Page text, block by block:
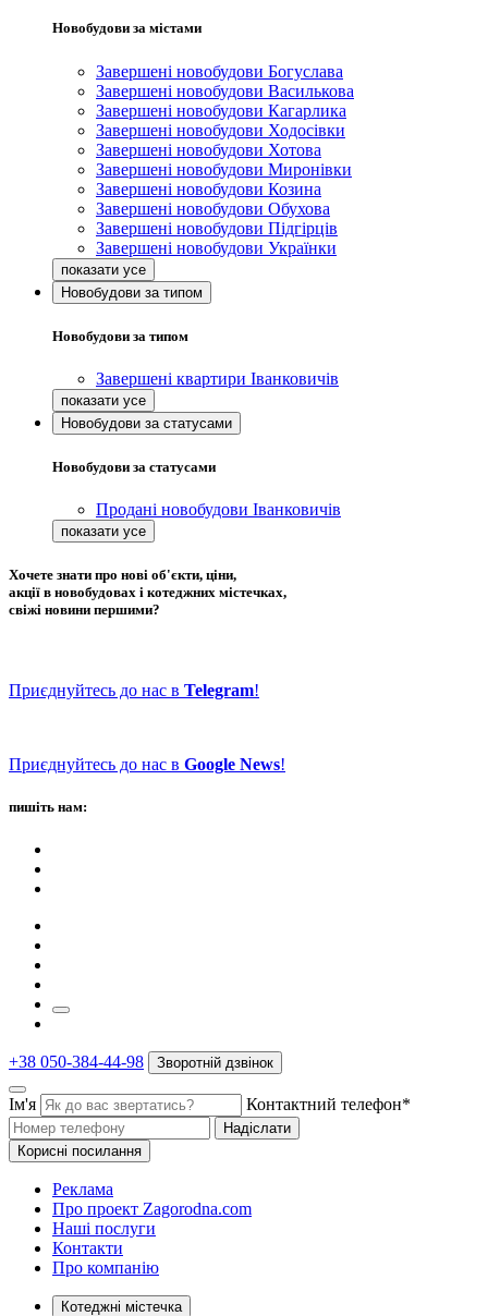
Новобудови за містами
Завершені новобудови Богуслава
Завершені новобудови Василькова
Завершені новобудови Кагарлика
Завершені новобудови Ходосівки
Завершені новобудови Хотова
Завершені новобудови Миронівки
Завершені новобудови Козина
Завершені новобудови Обухова
Завершені новобудови Підгірців
Завершені новобудови Українки
Новобудови за типом
Новобудови за типом
Завершені квартири Іванковичів
Новобудови за статусами
Новобудови за статусами
Продані новобудови Іванковичів
Хочете знати про нові об'єкти, ціни,
акції в новобудовах і котеджних містечках,
свіжі новини першими?
Приєднуйтесь до нас в Telegram!
Приєднуйтесь до нас в Google News!
пишіть нам:
+38 050-384-44-98 Зворотній дзвінок
Ім'я Контактний телефон*
Надіслати
Корисні посилання
Реклама
Про проект Zagorodna.com
Наші послуги
Контакти
Про компанію
Котеджні містечка